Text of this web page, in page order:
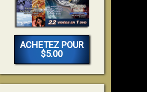
ACHETEZ POUR
$5.00